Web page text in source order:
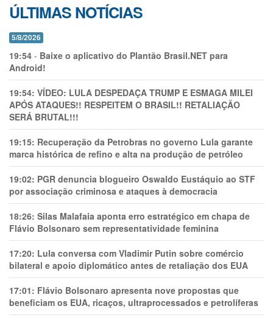
ÚLTIMAS NOTÍCIAS
5/8/2026
19:54 - Baixe o aplicativo do Plantão Brasil.NET para
Android!
19:54: VÍDEO: LULA DESPEDAÇA TRUMP E ESMAGA MILEI
APÓS ATAQUES!! RESPEITEM O BRASIL!! RETALIAÇÃO
SERÁ BRUTAL!!!
19:15: Recuperação da Petrobras no governo Lula garante
marca histórica de refino e alta na produção de petróleo
19:02: PGR denuncia blogueiro Oswaldo Eustáquio ao STF
por associação criminosa e ataques à democracia
18:26: Silas Malafaia aponta erro estratégico em chapa de
Flávio Bolsonaro sem representatividade feminina
17:20: Lula conversa com Vladimir Putin sobre comércio
bilateral e apoio diplomático antes de retaliação dos EUA
17:01: Flávio Bolsonaro apresenta nove propostas que
beneficiam os EUA, ricaços, ultraprocessados e petrolíferas